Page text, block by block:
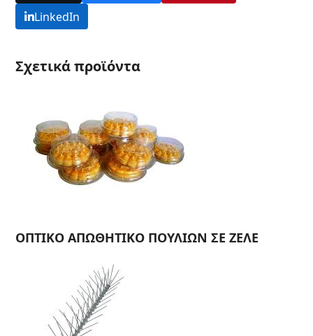
LinkedIn
Σχετικά προϊόντα
ΟΠΤΙΚΟ ΑΠΩΘΗΤΙΚΟ ΠΟΥΛΙΩΝ ΣΕ ΖΕΛΕ